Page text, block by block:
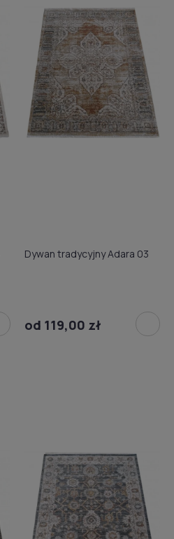
Dywan tradycyjny Adara 03
od 119,00 zł